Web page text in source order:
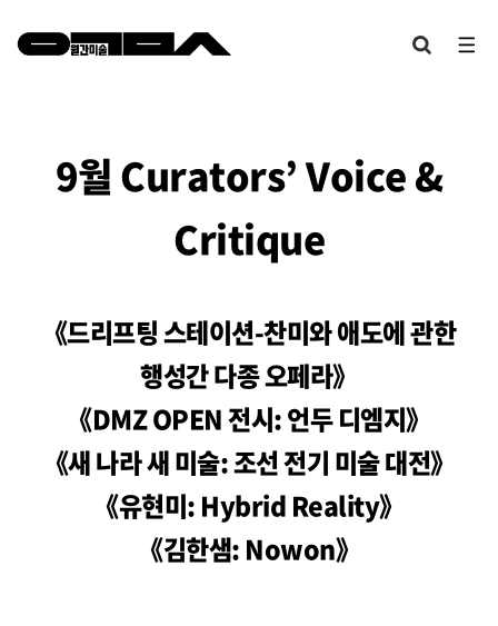
9월 Curators’ Voice &
Critique
《드리프팅 스테이션-찬미와 애도에 관한
행성간 다종 오페라》
《DMZ OPEN 전시: 언두 디엠지》
《새 나라 새 미술: 조선 전기 미술 대전》
《유현미: Hybrid Reality》
《김한샘: Nowon》